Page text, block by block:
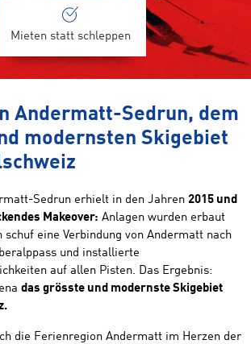
Mieten statt schleppen
Andermatt-Sedrun, dem
modernsten Skigebiet
Sedrun erhielt in den Jahren 2015 und
Makeover: Anlagen wurden erbaut
eine Verbindung von Andermatt nach
und installierte
auf allen Pisten. Das Ergebnis:
das grösste und modernste Skigebiet
die Ferienregion Andermatt im Herzen der